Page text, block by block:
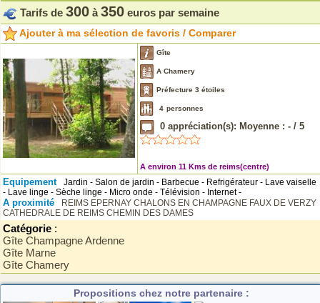
Tarifs de 300 à 350 euros par semaine
Ajouter à ma sélection de favoris / Comparer
Gîte
A Chamery
Préfecture 3 étoiles
4 personnes
0 appréciation(s): Moyenne : - / 5
A environ 11 Kms de reims(centre)
Equipement
Jardin - Salon de jardin - Barbecue - Refrigérateur - Lave vaiselle
- Lave linge - Sèche linge - Micro onde - Télévision - Internet -
A proximité REIMS EPERNAY CHALONS EN CHAMPAGNE FAUX DE VERZY
CATHEDRALE DE REIMS CHEMIN DES DAMES
Catégorie :
Gîte Champagne Ardenne
Gîte Marne
Gîte Chamery
Propositions chez notre partenaire :